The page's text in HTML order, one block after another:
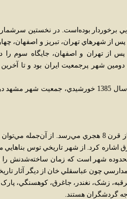
شهر، با 241,989 نفر جمعيت پس از شهرهاي تهران، تبريز و
و در سال 1345، اين شهر پس از تهران و اصفهان،
پيشينه بيشتر آثار تاريخي در اين شهر به پس از قرن 8
کرد. از شهر تاريخي توس بناهايي
محدوده شهر است که زمان ساخته‌شدنش
مدارسي چون عباسقلي خان از ديگر آثار
زشک، نغندر، جاغرق، کوهسنگي، پارک
گردشگران هستند.